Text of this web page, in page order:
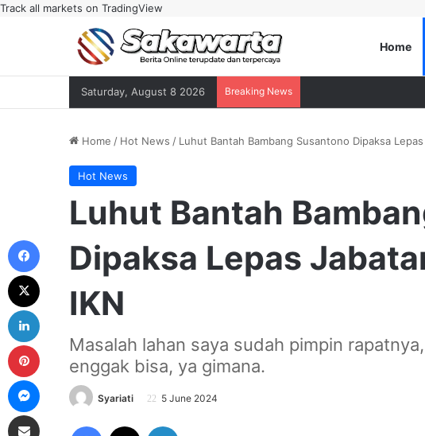
Track all markets on TradingView
Home
Saturday, August 8 2026 Breaking News
Home / Hot News / Luhut Bantah Bambang Susantono Dipaksa
Hot News
Luhut Bantah
Dipaksa Lepas
IKN
Masalah lahan saya sudah pimpin
enggak bisa, ya gimana.
Syariati 5 June 2024
Facebook
Pinterest
Messenger